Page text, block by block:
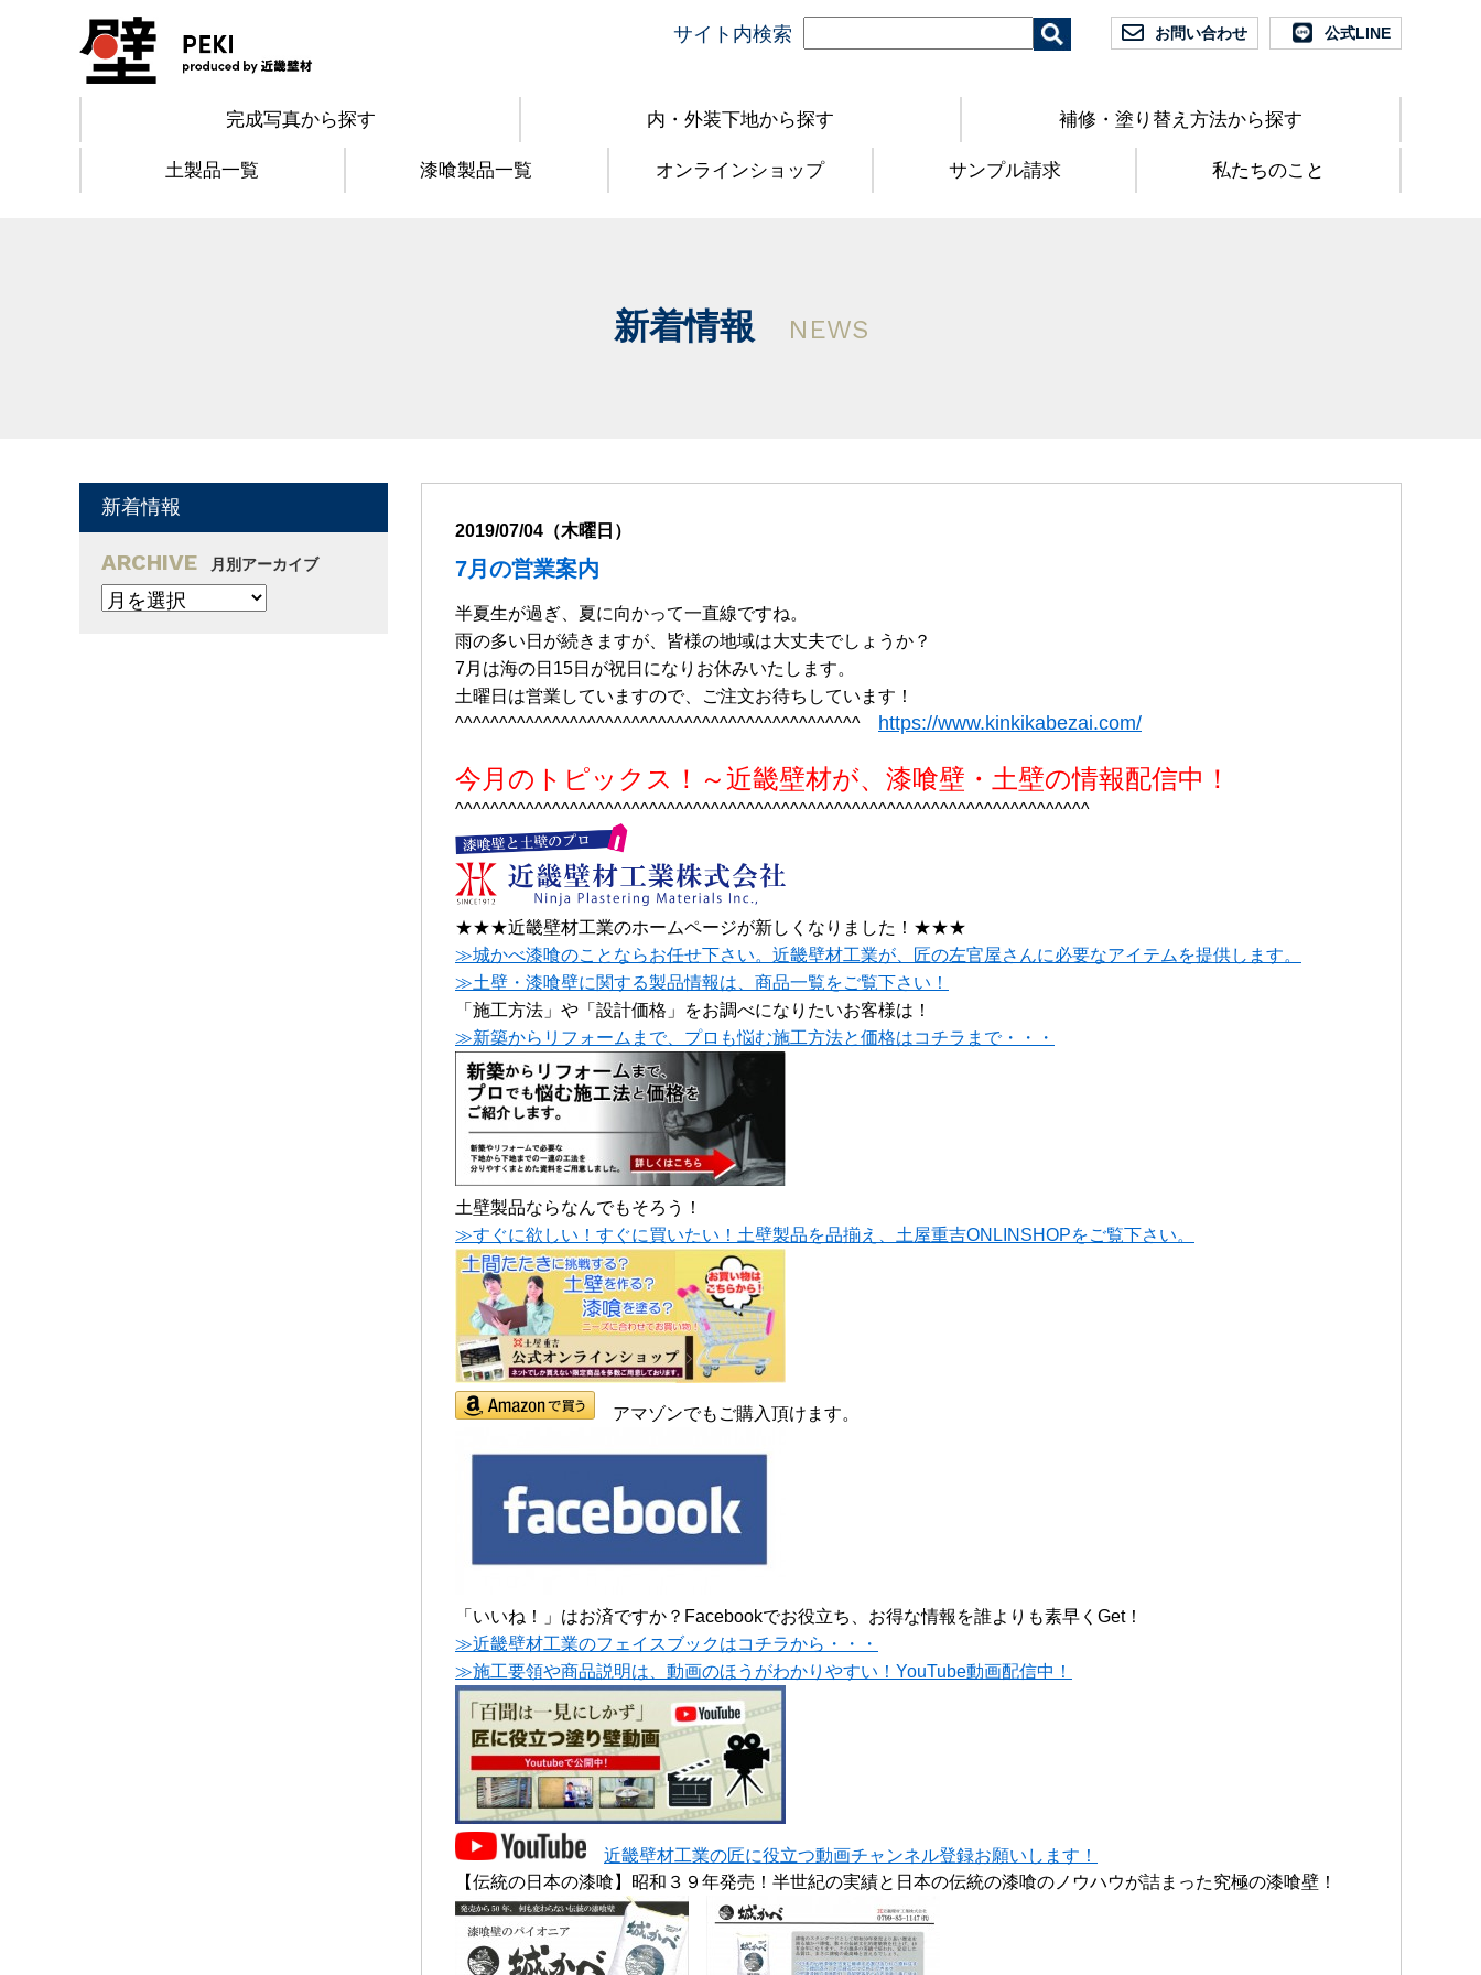
サイト内検索 お問い合わせ 公式LINE
完成写真から探す 内・外装下地から探す 補修・塗り替え方法から探す
土製品一覧 漆喰製品一覧 オンラインショップ サンプル請求 私たちのこと
新着情報 NEWS
2019/07/04（木曜日）
7月の営業案内
半夏生が過ぎ、夏に向かって一直線ですね。
雨の多い日が続きますが、皆様の地域は大丈夫でしょうか？
7月は海の日15日が祝日になりお休みいたします。
土曜日は営業していますので、ご注文お待ちしています！
^^^^^^^^^^^^^^^^^^^^^^^^^^^^^^^^^^^^^^^^^^^^^^
https://www.kinkikabezai.com/
今月のトピックス！～近畿壁材が、漆喰壁・土壁の情報配信中！
^^^^^^^^^^^^^^^^^^^^^^^^^^^^^^^^^^^^^^^^^^^^^^^^^^^^^^^^^^^^^^^^^^^^^^^^
★★★近畿壁材工業のホームページが新しくなりました！★★★
≫城かべ漆喰のことならお任せ下さい。近畿壁材工業が、匠の左官屋さんに必要なアイテムを提供します。
≫土壁・漆喰壁に関する製品情報は、商品一覧をご覧下さい！
「施工方法」や「設計価格」をお調べになりたいお客様は！
≫新築からリフォームまで、プロも悩む施工方法と価格はコチラまで・・・
土壁製品ならなんでもそろう！
≫すぐに欲しい！すぐに買いたい！土壁製品を品揃え、土屋重吉ONLINSHOPをご覧下さい。
アマゾンでもご購入頂けます。
「いいね！」はお済ですか？Facebookでお役立ち、お得な情報を誰よりも素早くGet！
≫近畿壁材工業のフェイスブックはコチラから・・・
≫施工要領や商品説明は、動画のほうがわかりやすい！YouTube動画配信中！
近畿壁材工業の匠に役立つ動画チャンネル登録お願いします！
【伝統の日本の漆喰】昭和３９年発売！半世紀の実績と日本の伝統の漆喰のノウハウが詰まった究極の漆喰壁！
新着情報
ARCHIVE 月別アーカイブ